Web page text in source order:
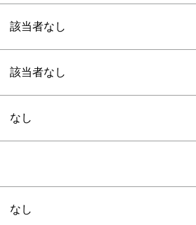
該当者なし
該当者なし
なし
なし